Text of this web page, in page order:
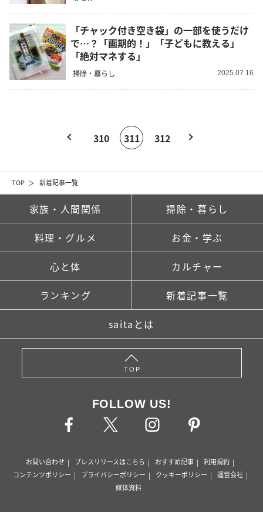
TOP 新着記事一覧
「チャック付き空き袋」の一部を使うだけ
で…？「画期的！」「子どもに教える」
「絶対マネする」
掃除・暮らし 2025.07.16
310 311 312
家族・人間関係 掃除・暮らし
料理・グルメ お金・学ぶ
心と体 カルチャー
ランキング 新着記事一覧
saitaとは
TOP
FOLLOW US!
お問い合わせ プレスリリースはこちら おすすめ記事
利用規約
コンテンツポリシー
プライバシーポリシー クッキーポリシー
運営会社
媒体資料